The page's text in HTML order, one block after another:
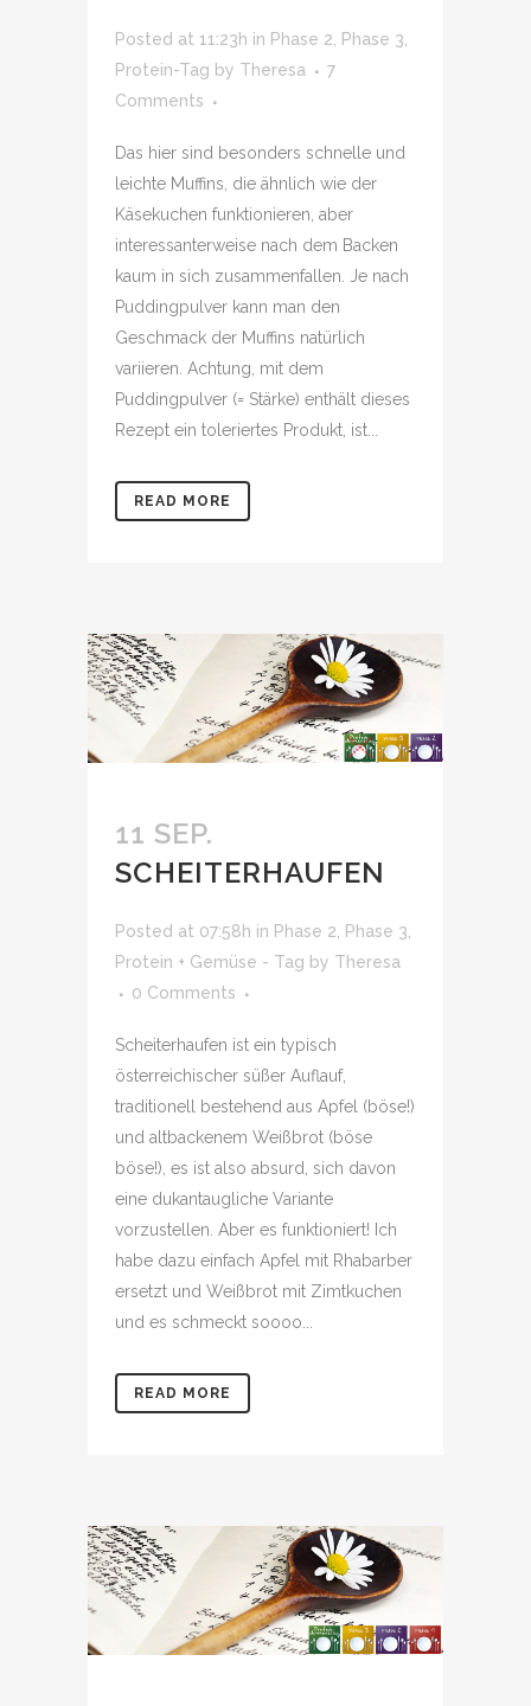
Posted at 11:23h in Phase 2 Phase 3
Protein-Tag by Theresa
7
Comments
Das hier sind besonders schnelle und
leichte Muffins, die ähnlich wie der
Käsekuchen funktionieren, aber
interessanterweise nach dem Backen
kaum in sich zusammenfallen. Je nach
Puddingpulver kann man den
Geschmack der Muffins natürlich
variieren. Achtung, mit dem
Puddingpulver (= Stärke) enthält dieses
Rezept ein toleriertes Produkt, ist...
READ MORE
11 SEP.
SCHEITERHAUFEN
Posted at 07:58h in Phase 2 Phase 3
Protein + Gemüse - Tag by Theresa
0 Comments
Scheiterhaufen ist ein typisch
österreichischer süßer Auflauf,
traditionell bestehend aus Apfel (böse!)
und altbackenem Weißbrot (böse
böse!), es ist also absurd, sich davon
eine dukantaugliche Variante
vorzustellen. Aber es funktioniert! Ich
habe dazu einfach Apfel mit Rhabarber
ersetzt und Weißbrot mit Zimtkuchen
und es schmeckt soooo...
READ MORE